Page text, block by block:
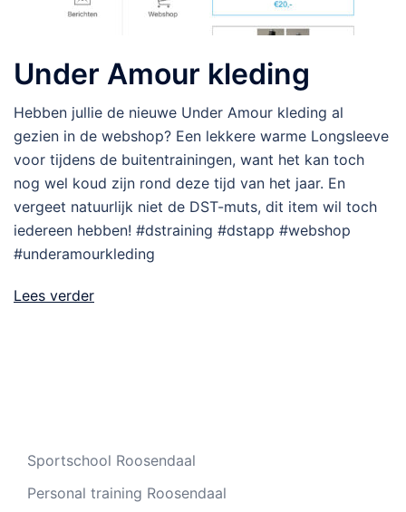
Under Amour kleding
Hebben jullie de nieuwe Under Amour kleding al
gezien in de webshop? Een lekkere warme Longsleeve
voor tijdens de buitentrainingen, want het kan toch
nog wel koud zijn rond deze tijd van het jaar. En
vergeet natuurlijk niet de DST-muts, dit item wil toch
iedereen hebben! #dstraining #dstapp #webshop
#underamourkleding
Lees verder
Sportschool Roosendaal
Personal training Roosendaal